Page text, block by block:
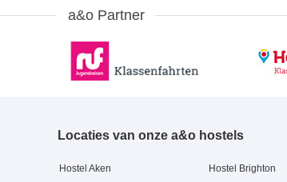
a&o Partner
Locaties van onze a&o hostels
Hostel Aken
Hostel Brighton